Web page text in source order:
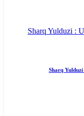
Sharq